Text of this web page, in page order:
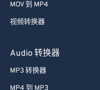
MOV 到 MP4
视频转换器
Audio 转换器
MP3 转换器
MP4 到 MP3